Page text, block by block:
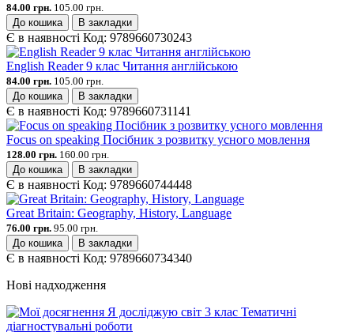
84.00 грн. 105.00 грн.
До кошика
В закладки
Є в наявності Код: 9789660730243
English Reader 9 клас Читання англійською
84.00 грн. 105.00 грн.
До кошика
В закладки
Є в наявності Код: 9789660731141
Focus on speaking Посібник з розвитку усного мовлення
128.00 грн. 160.00 грн.
До кошика
В закладки
Є в наявності Код: 9789660744448
Great Britain: Geography, History, Language
76.00 грн. 95.00 грн.
До кошика
В закладки
Є в наявності Код: 9789660734340
Нові надходження